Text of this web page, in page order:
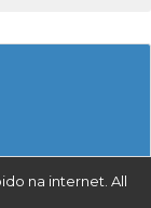
na internet. All